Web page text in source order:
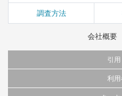
調査方法
会社概要
引
当サイトで公開されている情報（文利用